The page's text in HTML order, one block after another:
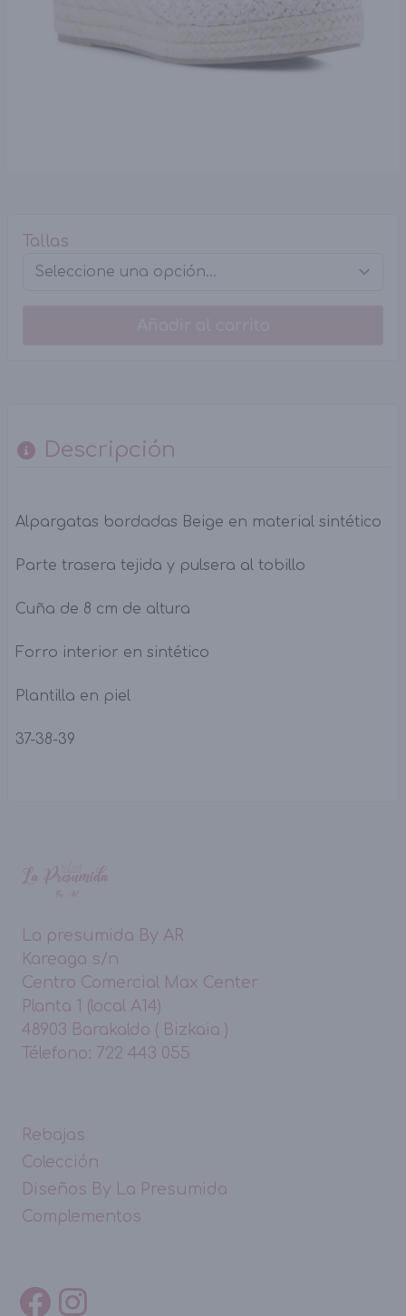
Tallas
Descripción
Alpargatas bordadas Beige en material sintético
Parte trasera tejida y pulsera al tobillo
Cuña de 8 cm de altura
Forro interior en sintético
Plantilla en piel
37-38-39
La presumida By AR
Kareaga s/n
Centro Comercial Max Center
Planta 1 (local A14)
48903 Barakaldo ( Bizkaia )
Télefono: 722 443 055
Rebajas
Colección
Diseños By La Presumida
Complementos